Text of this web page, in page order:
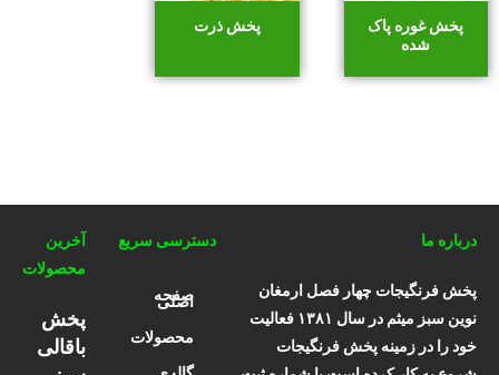
پخش غوره پاک
شده
پخش ذرت
درباره ما
پخش فرنگیجات چهار فصل ارمغان
نوین سبز میثم در سال ۱۳۸۱ فعالیت
خود را در زمینه پخش فرنگیجات
دسترسی سریع
صفحه
اصلی
محصولات
آخرین
محصولات
پخش
باقالی